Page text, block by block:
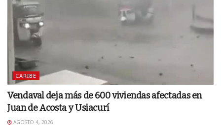
CARIBE
Vendaval deja más de 600 viviendas afectadas en
Juan de Acosta y Usiacurí
AGOSTO 4, 2026